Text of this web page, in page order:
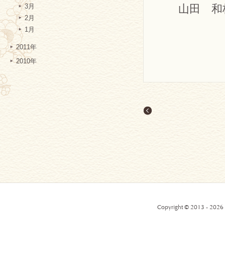
3月
2月
1月
2011年
2010年
山田 和
Copyright © 2013 - 2026